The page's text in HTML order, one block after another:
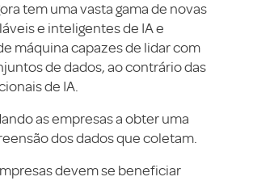
tem uma vasta gama de novas
e inteligentes de IA e
máquina capazes de lidar com
de dados, ao contrário das
de IA.
as empresas a obter uma
dos dados que coletam.
devem se beneficiar